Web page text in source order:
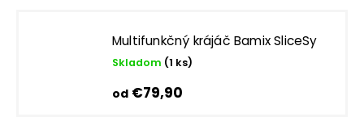
Multifunkčný krájáč Bamix SliceSy
Skladom (1 ks)
od €79,90